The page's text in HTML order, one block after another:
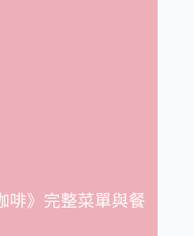
啡》完整菜單與餐